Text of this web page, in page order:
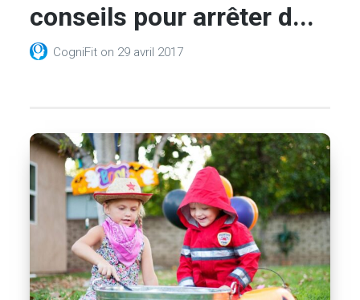
conseils pour arrêter d...
CogniFit on 29 avril 2017